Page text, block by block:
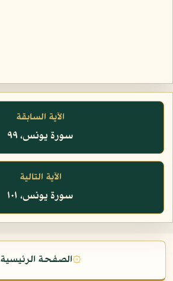
الآية السابقة
سورة يونس، ٩٩
الآية التالية
سورة يونس، ١٠١
۞الصفحة الرئيسية